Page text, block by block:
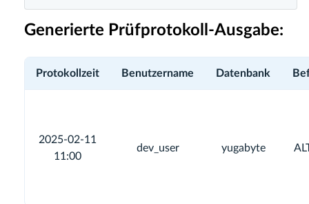
Generierte Prüfprotokoll-Ausgabe:
Protokollzeit Benutzername Datenbank
2025-02-11
11:00
dev_user yugabyte